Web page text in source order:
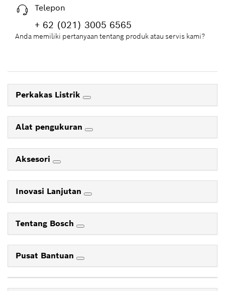
Telepon
+ 62 (021) 3005 6565
Anda memiliki pertanyaan tentang produk atau servis kami?
Perkakas Listrik
Alat pengukuran
Aksesori
Inovasi Lanjutan
Tentang Bosch
Pusat Bantuan